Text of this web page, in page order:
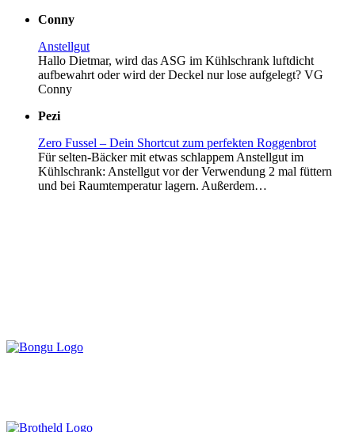
Conny
Anstellgut
Hallo Dietmar, wird das ASG im Kühlschrank luftdicht
aufbewahrt oder wird der Deckel nur lose aufgelegt? VG
Conny
Pezi
Zero Fussel – Dein Shortcut zum perfekten Roggenbrot
Für selten-Bäcker mit etwas schlappem Anstellgut im
Kühlschrank: Anstellgut vor der Verwendung 2 mal füttern
und bei Raumtemperatur lagern. Außerdem…